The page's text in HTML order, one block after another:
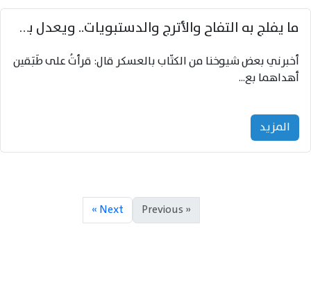
ما يفلج به التفاح والأترج والدستبويات.. ويعدل به تنضيد الورد والياسمين والخِيريّات
أخبرني بعض شيوخنا من الكتّاب بالعسكر قال: قرأتُ على طَبَقين
أهداهما بع...
المزید
Next »